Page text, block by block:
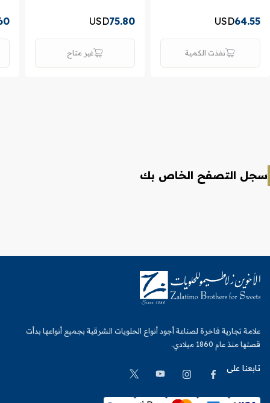
64.55
USD
نفذت الكمية
75.80
USD
غير متاح
سجل التصفح الخاص بك
علامة تجارية فاخرة لصناعة أجود أنواع الحلويات الشرقية بجميع أنواعها بدأت
قصتها منذ عام 1860 ميلادي.
تابعنا على